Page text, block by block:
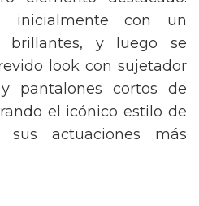
elemento destacado:
inicialmente con un
brillantes, y luego se
look con sujetador
pantalones cortos de
el icónico estilo de
actuaciones más